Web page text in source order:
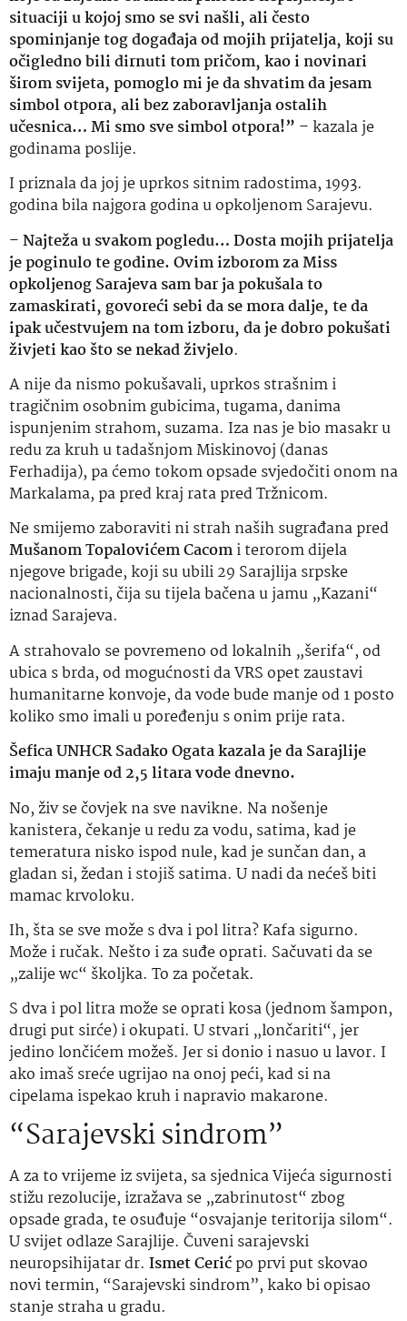
situaciji u kojoj smo se svi našli, ali često
spominjanje tog događaja od mojih prijatelja, koji su
očigledno bili dirnuti tom pričom, kao i novinari
širom svijeta, pomoglo mi je da shvatim da jesam
simbol otpora, ali bez zaboravljanja ostalih
učesnica… Mi smo sve simbol otpora!” – kazala je
godinama poslije.
I priznala da joj je uprkos sitnim radostima, 1993.
godina bila najgora godina u opkoljenom Sarajevu.
–Najteža u svakom pogledu… Dosta mojih prijatelja
je poginulo te godine. Ovim izborom za Miss
opkoljenog Sarajeva sam bar ja pokušala to
zamaskirati, govoreći sebi da se mora dalje, te da
ipak učestvujem na tom izboru, da je dobro pokušati
živjeti kao što se nekad živjelo.
A nije da nismo pokušavali, uprkos strašnim i
tragičnim osobnim gubicima, tugama, danima
ispunjenim strahom, suzama. Iza nas je bio masakr u
redu za kruh u tadašnjom Miskinovoj (danas
Ferhadija), pa ćemo tokom opsade svjedočiti onom na
Markalama, pa pred kraj rata pred Tržnicom.
Ne smijemo zaboraviti ni strah naših sugrađana pred
Mušanom Topalovićem Cacomi terorom dijela
njegove brigade, koji su ubili 29 Sarajlija srpske
nacionalnosti, čija su tijela bačena u jamu „Kazani“
iznad Sarajeva.
A strahovalo se povremeno od lokalnih „šerifa“, od
ubica s brda, od mogućnosti da VRS opet zaustavi
humanitarne konvoje, da vode bude manje od 1 posto
koliko smo imali u poređenju s onim prije rata.
Šefica UNHCR Sadako Ogata kazala je da Sarajlije
imaju manje od 2,5 litara vode dnevno.
No, živ se čovjek na sve navikne. Na nošenje
kanistera, čekanje u redu za vodu, satima, kad je
temeratura nisko ispod nule, kad je sunčan dan, a
gladan si, žedan i stojiš satima. U nadi da nećeš biti
mamac krvoloku.
Ih, šta se sve može s dva i pol litra? Kafa sigurno.
Može i ručak. Nešto i za suđe oprati. Sačuvati da se
„zalije wc“ školjka. To za početak.
S dva i pol litra može se oprati kosa (jednom šampon,
drugi put sirće) i okupati. U stvari „lončariti“, jer
jedino lončićem možeš. Jer si donio i nasuo u lavor. I
ako imaš sreće ugrijao na onoj peći, kad si na
cipelama ispekao kruh i napravio makarone.
“Sarajevski sindrom”
A za to vrijeme iz svijeta, sa sjednica Vijeća sigurnosti
stižu rezolucije, izražava se „zabrinutost“ zbog
opsade grada, te osuđuje “osvajanje teritorija silom“.
U svijet odlaze Sarajlije. Čuveni sarajevski
neuropsihijatar dr. Ismet Cerićpo prvi put skovao
novi termin, “Sarajevski sindrom”, kako bi opisao
stanje straha u gradu.